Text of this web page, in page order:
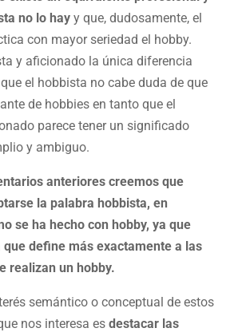
no lo hayy que, dudosamente, el
con mayor seriedad el hobby.
y aficionado la única diferencia
el hobbista no cabe duda de que
de hobbies en tanto que el
parece tener un significado
y ambiguo.
anteriores creemos que
la palabra hobbista, en
se ha hecho con hobby, ya que
que define más exactamente a las
realizan un hobby.
semántico o conceptual de estos
nos interesa es destacar las